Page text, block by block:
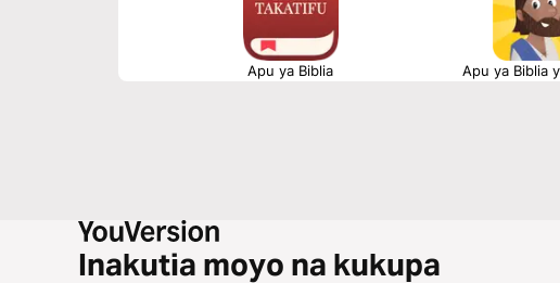
Apu ya Biblia Apu ya Biblia
Inakutia moyo na kukupa